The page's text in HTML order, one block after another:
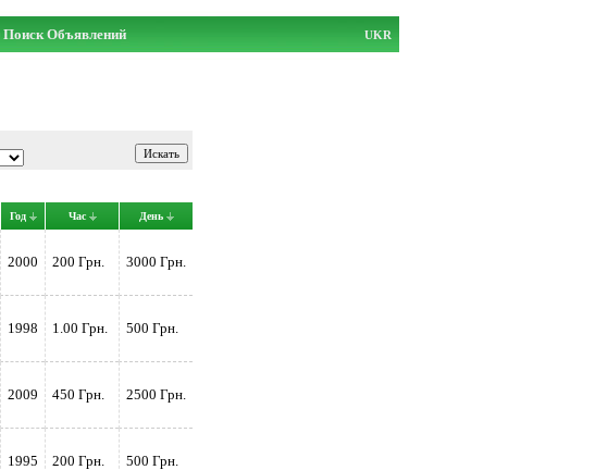
Поиск Объявлений UKR
Год Час День
2000 200 Грн. 3000 Грн.
1998 1.00 Грн. 500 Грн.
2009 450 Грн. 2500 Грн.
1995 200 Грн. 500 Грн.